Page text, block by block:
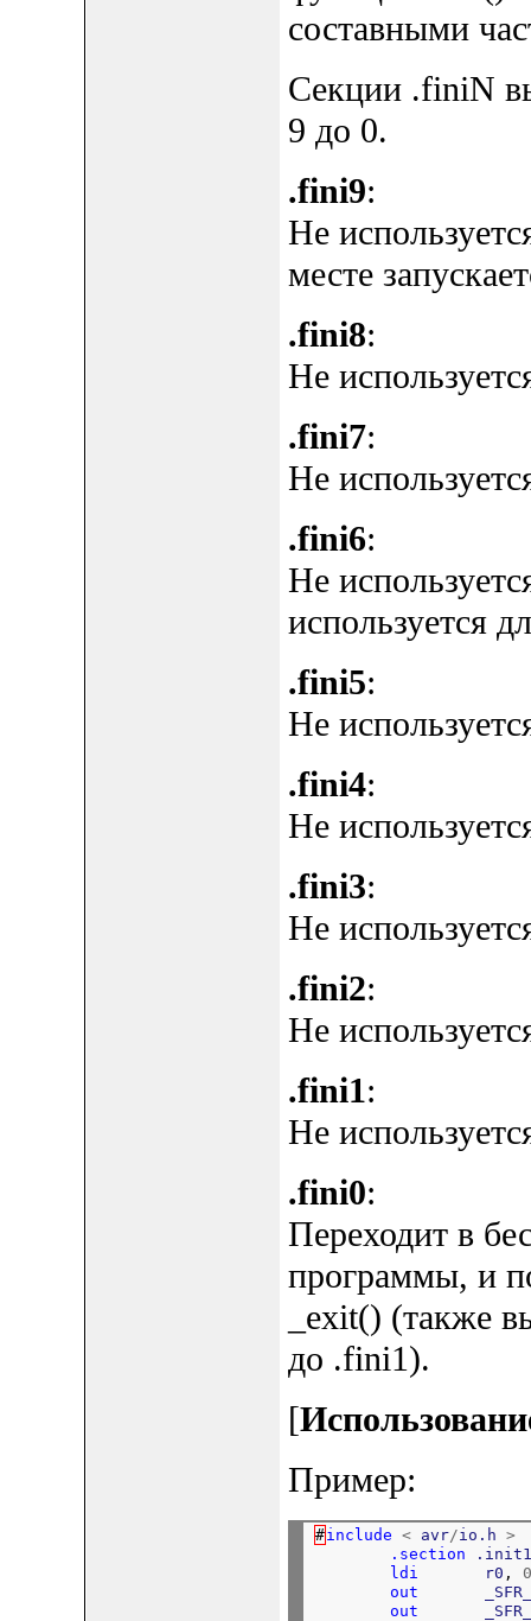
составными
Секции .finiN
9 до 0.
.fini9:
Не
месте
.fini8:
Не
.fini7:
Не
.fini6:
Не
используется
.fini5:
Не
.fini4:
Не
.fini3:
Не
.fini2:
Не
.fini1:
Не
.fini0:
Переходит в
программы, и
_exit() (также
до .fini1).
[
Пример:
#include < avr/io.h >
.section
.init1
ldi
r0 ,
out
out